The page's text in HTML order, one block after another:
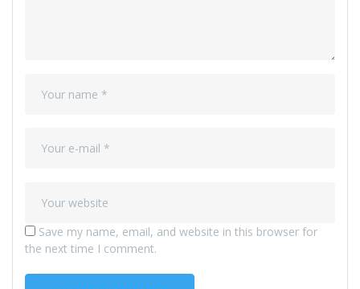
Save my name, email, and website in this browser for
the next time I comment.